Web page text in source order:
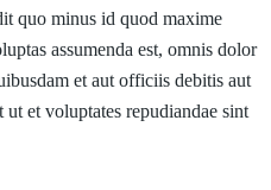
quo minus id quod maxime
assumenda est, omnis dolor
et aut officiis debitis aut
ut et voluptates repudiandae sint